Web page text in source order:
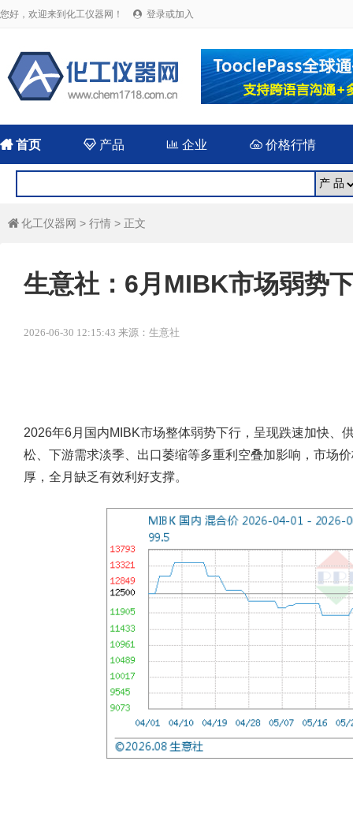
您好，欢迎来到化工仪器网！  登录或加入
首页 产品  企业 价格行情
 化工仪器网 > 行情 > 正文
生意社：6月MIBK市场弱势
2026-06-30 12:15:43 来源：生意社
2026年6月国内MIBK市场整体弱势下行，呈现跌速加快、
松、下游需求淡季、出口萎缩等多重利空叠加影响，市场
厚，全月缺乏有效利好支撑。